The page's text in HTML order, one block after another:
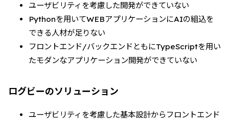
ユーザビリティを考慮した開発ができていない
Pythonを用いてWEBアプリケーションにAIの組込を
できる人材が足りない
フロントエンド/バックエンドともにTypeScriptを用い
たモダンなアプリケーション開発ができていない
ログビーのソリューション
ユーザビリティを考慮した基本設計からフロントエンド